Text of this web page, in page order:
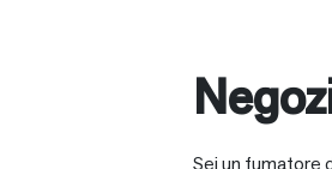
Sei un fumatore